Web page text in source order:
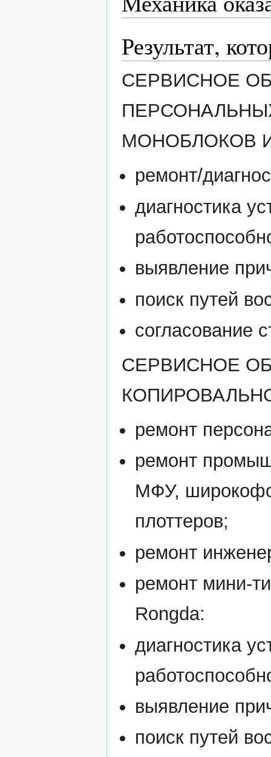
Результат,
СЕРВИСНОЕ
МОНОБЛОКОВ
ремонт/
диагностика
выявление
поиск путей
согласование
СЕРВИСНОЕ
ремонт
ремонт
МФУ,
плоттеров;
ремонт
ремонт мини-
Rongda:
диагностика
выявление
поиск путей